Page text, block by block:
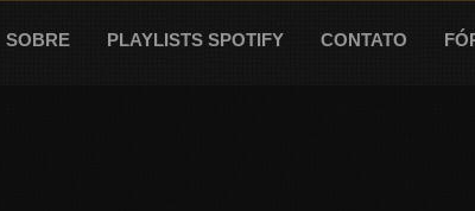
SOBRE PLAYLISTS SPOTIFY CONTATO